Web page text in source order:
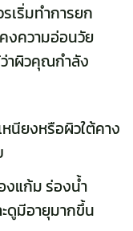
เริ่มทำการยก
งความอ่อนวัย
าผิวคุณกำลัง
นียงหรือผิวใต้คาง
งแก้ม ร่องน้ำ
ดูมีอายุมากขึ้น